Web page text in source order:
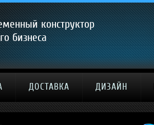
конструктор
бизнеса
ДОСТАВКА ДИЗАЙН